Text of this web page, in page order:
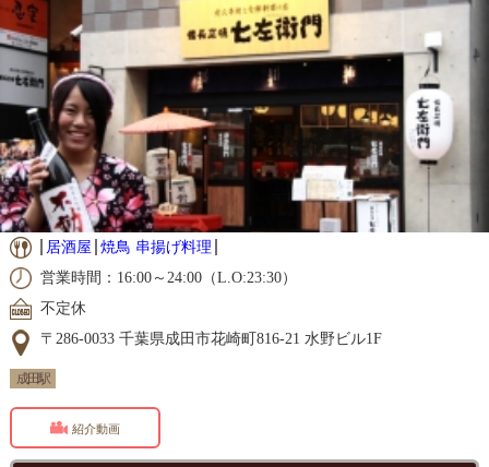
居酒屋 焼鳥 串揚げ料理
営業時間：16:00～24:00（L.O:23:30）
不定休
〒286-0033 千葉県成田市花崎町816-21 水野ビル1F
成田駅
紹介動画